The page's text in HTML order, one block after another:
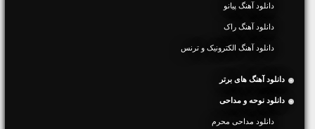
دانلود آهنگ پیانو
دانلود آهنگ راک
دانلود آهنگ الکترونیک و ترنس
دانلود آهنگ های برتر
دانلود نوحه و مداحی
دانلود مداحی محرم